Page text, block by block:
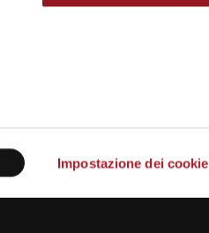
Impostazione dei cookie